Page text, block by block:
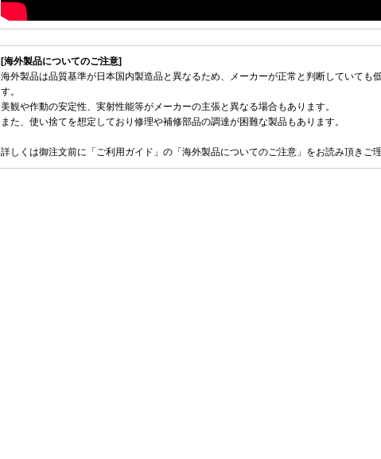
[海外製品についてのご注意]
海外製品は品質基準が日本国内製造品と異なるため、メーカーが正常と判断していても
す。
美観や作動の安定性、実射性能等がメーカーの主張と異なる場合もあります。
また、使い捨てを想定しており修理や補修部品の調達が困難な製品もあります。
詳しくは御注文前に「ご利用ガイド」の「海外製品についてのご注意」をお読み頂きご